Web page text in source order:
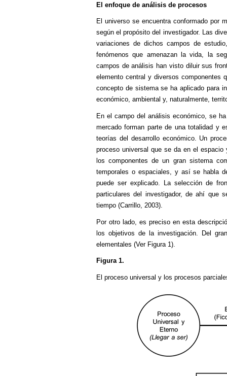
El enfoque de análisis de procesos
El universo se encuentra conformado por
según el propósito del investigador. Las
variaciones de dichos campos de
fenómenos que amenazan la vida, la
campos de análisis han visto diluir sus
elemento central y diversos componentes
concepto de sistema se ha aplicado para
económico, ambiental y, naturalmente,
En el campo del análisis económico, se
mercado forman parte de una totalidad y
teorías del desarrollo económico. Un
proceso universal que se da en el
los componentes de un gran sistema
temporales o espaciales, y así se habla
puede ser explicado. La selección de
particulares del investigador, de ahí que
tiempo (Carrillo, 2003).
Por otro lado, es preciso en esta
los objetivos de la investigación. Del
elementales (Ver Figura 1).
Figura 1.
El proceso universal y los procesos